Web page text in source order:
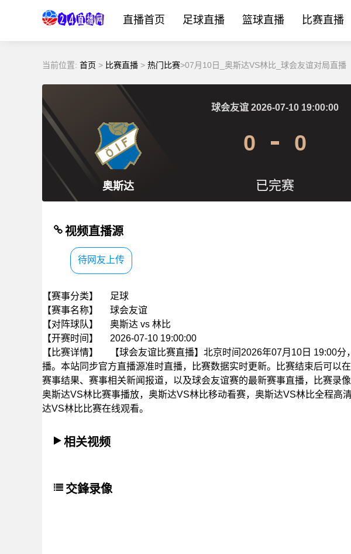
直播首页 足球直播 篮球直播 比赛直播
当前位置: 首页 > 比赛直播 > 热门比赛>07月10日_奥斯达VS林比_球会友谊对局直播
奥斯达
球会友谊 2026-07-10 19:00:00
0 0
已完赛
视频直播源
待网友上传
【赛事分类】
足球
【赛事名称】
球会友谊
【对阵球队】
奥斯达 vs 林比
【开赛时间】
2026-07-10 19:00:00
【比赛详情】
【球会友谊比赛直播】北京时间2026年07月10日 19:00
播。本站同步官方直播源准时直播，比赛数据实时更新。比赛结束后可以
赛事结果、赛事相关新闻报道，以及球会友谊赛的最新赛事直播，比赛录
奥斯达VS林比赛事播放，奥斯达VS林比移动看赛，奥斯达VS林比全程高
达VS林比比赛在线观看。
相关视频
交鋒录像